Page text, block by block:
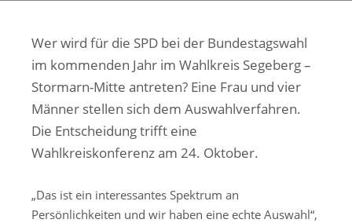
Wer wird für die SPD bei der Bundestagswahl
im kommenden Jahr im Wahlkreis Segeberg –
Stormarn-Mitte antreten? Eine Frau und vier
Männer stellen sich dem Auswahlverfahren.
Die Entscheidung trifft eine
Wahlkreiskonferenz am 24. Oktober.
„Das ist ein interessantes Spektrum an
Persönlichkeiten und wir haben eine echte Auswahl“,